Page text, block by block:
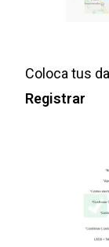
Coloca tus
Registrar